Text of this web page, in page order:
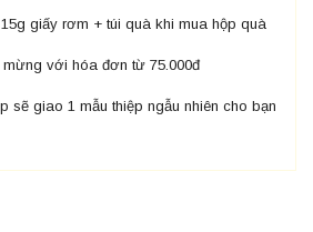
giấy rơm + túi quà khi mua hộp quà
mừng với hóa đơn từ 75.000đ
sẽ giao 1 mẫu thiệp ngẫu nhiên cho bạn